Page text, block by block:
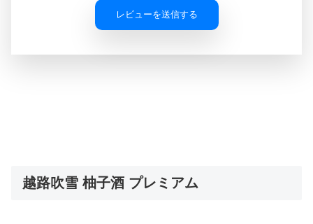
レビューを送信する
越路吹雪 柚子酒 プレミアム